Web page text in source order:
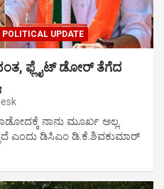
POLITICAL UPDATE
ಫ್ಲೈಟ್‌ ಡೋರ್ ತೆಗೆದ
ನಾನು ಮೂರ್ಖ ಅಲ್ಲ.
ಎಂದು ಡಿಸಿಎಂ ಡಿ.ಕೆ.ಶಿವಕುಮಾರ್